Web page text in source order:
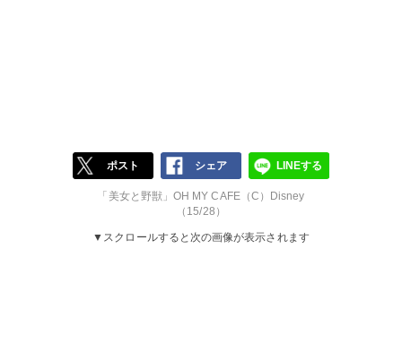
ポスト シェア LINEする
「美女と野獣」OH MY CAFE（C）Disney
（15/28）
▼スクロールすると次の画像が表示されます